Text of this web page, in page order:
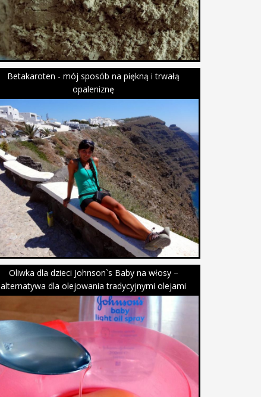
Betakaroten - mój sposób na piękną i trwałą
opaleniznę
Oliwka dla dzieci Johnson`s Baby na włosy –
alternatywa dla olejowania tradycyjnymi olejami